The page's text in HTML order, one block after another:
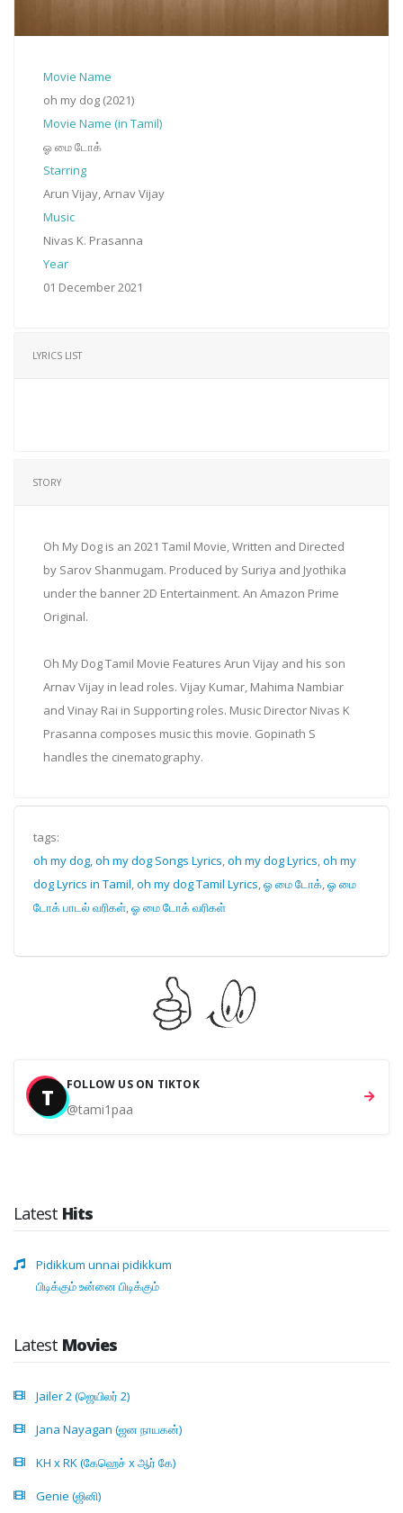
Movie Name
oh my dog (2021)
Movie Name (in Tamil)
ஓ மை டோக்
Starring
Arun Vijay, Arnav Vijay
Music
Nivas K. Prasanna
Year
01 December 2021
LYRICS LIST
STORY
Oh My Dog is an 2021 Tamil Movie, Written and Directed
by Sarov Shanmugam. Produced by Suriya and Jyothika
under the banner 2D Entertainment. An Amazon Prime
Original.
Oh My Dog Tamil Movie Features Arun Vijay and his son
Arnav Vijay in lead roles. Vijay Kumar, Mahima Nambiar
and Vinay Rai in Supporting roles. Music Director Nivas K
Prasanna composes music this movie. Gopinath S
handles the cinematography.
tags:
oh my dog, oh my dog Songs Lyrics,oh my dog Lyrics,oh my
dog Lyrics in Tamil,oh my dog Tamil Lyrics,ஓ மை டோக்,ஓ மை
டோக் பாடல் வரிகள்,ஓ மை டோக் வரிகள்
T FOLLOW US ON TIKTOK
@tami1paa
Latest Hits
Pidikkum unnai pidikkum
பிடிக்கும் உன்னை பிடிக்கும்
Latest Movies
Jailer 2 (ஜெயிலர் 2)
Jana Nayagan (ஜன நாயகன்)
KH x RK (கேஹெச் x ஆர் கே)
Genie (ஜினி)